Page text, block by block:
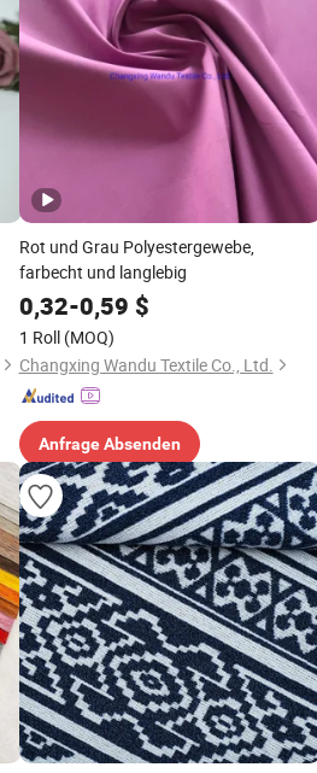
Rot und Grau Polyestergewebe,
farbecht und langlebig
0,32-0,59 $
1 Roll (MOQ)
Changxing Wandu Textile Co., Ltd.
Anfrage Absenden